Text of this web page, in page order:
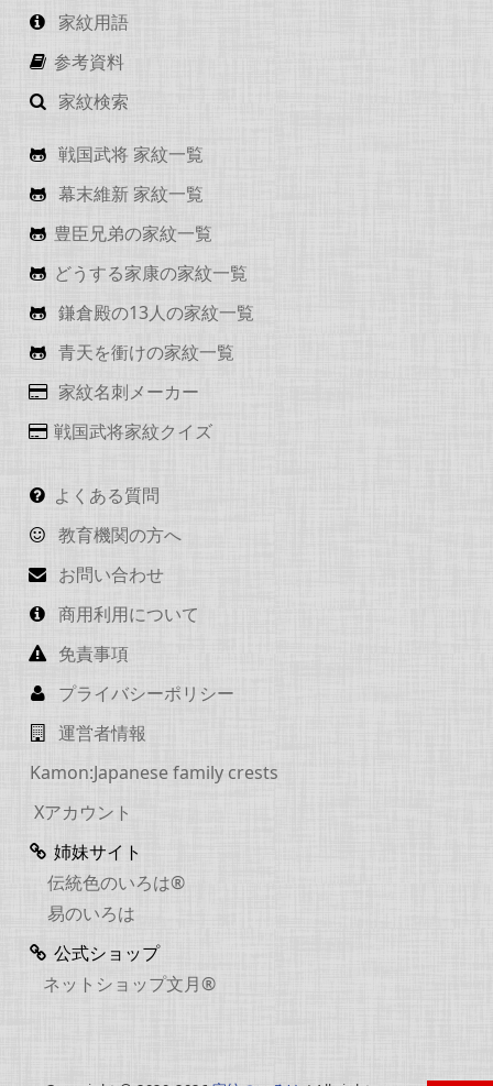
家紋用語
参考資料
家紋検索
戦国武将 家紋一覧
幕末維新 家紋一覧
豊臣兄弟の家紋一覧
どうする家康の家紋一覧
鎌倉殿の13人の家紋一覧
青天を衝けの家紋一覧
家紋名刺メーカー
戦国武将家紋クイズ
よくある質問
教育機関の方へ
お問い合わせ
商用利用について
免責事項
プライバシーポリシー
運営者情報
Kamon:Japanese family crests
Xアカウント
姉妹サイト
伝統色のいろは®
易のいろは
公式ショップ
ネットショップ文月®